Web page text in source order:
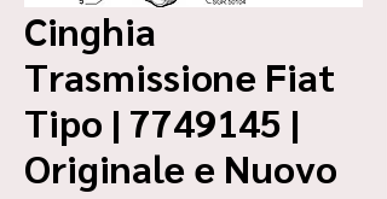
Cinghia
Trasmissione Fiat
Tipo | 7749145 |
Originale e Nuovo